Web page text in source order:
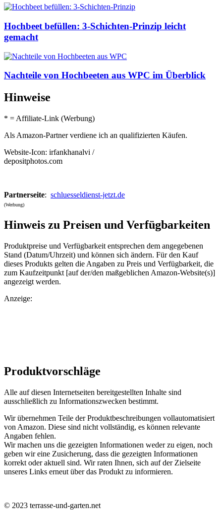
Hochbeet befüllen: 3-Schichten-Prinzip leicht
gemacht
Nachteile von Hochbeeten aus WPC im Überblick
Hinweise
* = Affiliate-Link (Werbung)
Als Amazon-Partner verdiene ich an qualifizierten Käufen.
Website-Icon: irfankhanalvi /
depositphotos.com
Partnerseite: schluesseldienst-jetzt.de
(Werbung)
Hinweis zu Preisen und Verfügbarkeiten
Produktpreise und Verfügbarkeit entsprechen dem angegebenen
Stand (Datum/Uhrzeit) und können sich ändern. Für den Kauf
dieses Produkts gelten die Angaben zu Preis und Verfügbarkeit, die
zum Kaufzeitpunkt [auf der/den maßgeblichen Amazon-Website(s)]
angezeigt werden.
Anzeige:
Produktvorschläge
Alle auf diesen Internetseiten bereitgestellten Inhalte sind
ausschließlich zu Informationszwecken bestimmt.
Wir übernehmen Teile der Produktbeschreibungen vollautomatisiert
von Amazon. Diese sind nicht vollständig, es können relevante
Angaben fehlen.
Wir machen uns die gezeigten Informationen weder zu eigen, noch
geben wir eine Zusicherung, dass die gezeigten Informationen
korrekt oder aktuell sind. Wir raten Ihnen, sich auf der Zielseite
unseres Links erneut über das Produkt zu informieren.
© 2023 terrasse-und-garten.net